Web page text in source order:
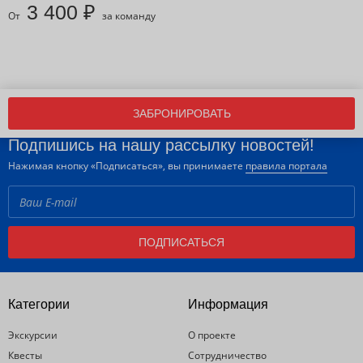
От 3 400 ₽ за команду
ЗАБРОНИРОВАТЬ
Подпишись на нашу рассылку новостей!
Нажимая кнопку «Подписаться», вы принимаете правила портала
ПОДПИСАТЬСЯ
Категории
Экскурсии
Квесты
Информация
О проекте
Сотрудничество